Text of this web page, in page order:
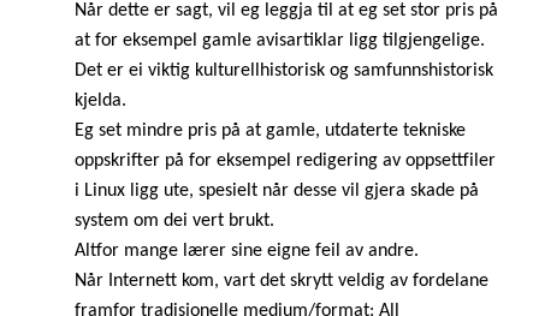
Når dette er sagt, vil eg leggja til at eg set stor pris på
at for eksempel gamle avisartiklar ligg tilgjengelige.
Det er ei viktig kulturellhistorisk og samfunnshistorisk
kjelda.
Eg set mindre pris på at gamle, utdaterte tekniske
oppskrifter på for eksempel redigering av oppsettfiler
i Linux ligg ute, spesielt når desse vil gjera skade på
system om dei vert brukt.
Altfor mange lærer sine eigne feil av andre.
Når Internett kom, vart det skrytt veldig av fordelane
framfor tradisjonelle medium/format: All